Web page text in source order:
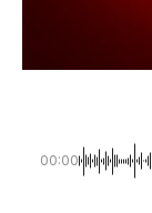
00:00